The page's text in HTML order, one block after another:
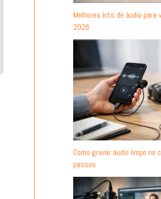
Melhores kits de áudio para
2026
Como gravar áudio limpo no
passos